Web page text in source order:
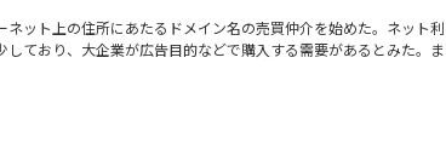
ット上の住所にあたるドメイン名の売買仲介を始めた。ネット利
ており、大企業が広告目的などで購入する需要があるとみた。ま